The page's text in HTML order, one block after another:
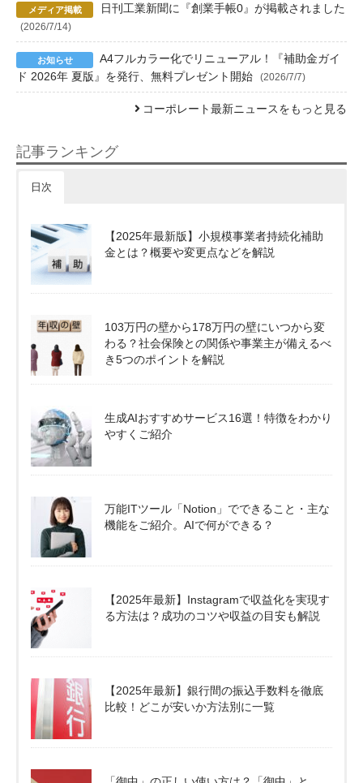
日刊工業新聞に『創業手帳0』が掲載されました
(2026/7/14)
A4フルカラー化でリニューアル！『補助金ガイ
ド 2026年 夏版』を発行、無料プレゼント開始
(2026/7/7)
コーポレート最新ニュースをもっと見る
記事ランキング
日次
【2025年最新版】小規模事業者持続化補助
金とは？概要や変更点などを解説
103万円の壁から178万円の壁にいつから変
わる？社会保険との関係や事業主が備えるべ
き5つのポイントを解説
生成AIおすすめサービス16選！特徴をわかり
やすくご紹介
万能ITツール「Notion」でできること・主な
機能をご紹介。AIで何ができる？
【2025年最新】Instagramで収益化を実現す
る方法は？成功のコツや収益の目安も解説
【2025年最新】銀行間の振込手数料を徹底
比較！どこが安いか方法別に一覧